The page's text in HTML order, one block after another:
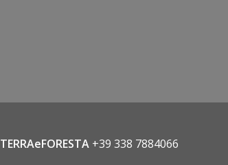
TERRAeFORESTA +39 338 7884066